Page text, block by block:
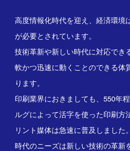
高度情報化時代を迎え、経済環境
が必要とされています。
技術革新や新しい時代に対応でき
軟かつ迅速に動くことのできる体
ります。
印刷業界におきましても、550年
ルグによって活字を使った印刷方
リント媒体は急速に普及しました。
時代のニーズは新しい技術の革新